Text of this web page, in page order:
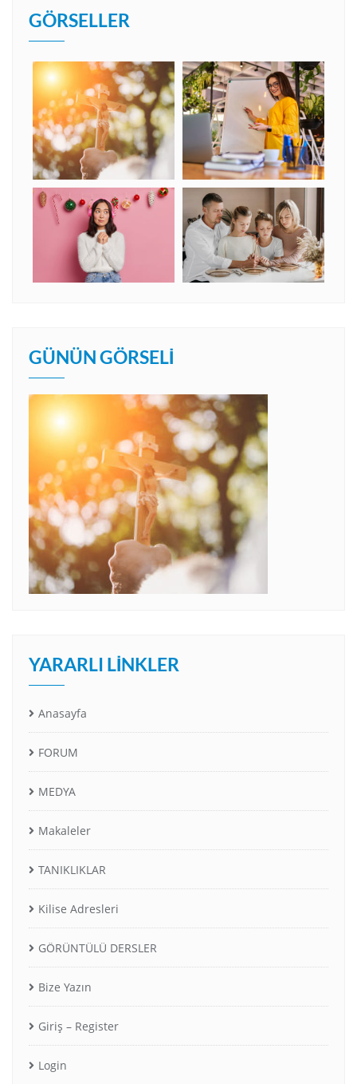
GÖRSELLER
GÜNÜN GÖRSELI
YARARLI LINKLER
Anasayfa
FORUM
MEDYA
Makaleler
TANIKLIKLAR
Kilise Adresleri
GÖRÜNTÜLÜ DERSLER
Bize Yazın
Giriş – Register
Login